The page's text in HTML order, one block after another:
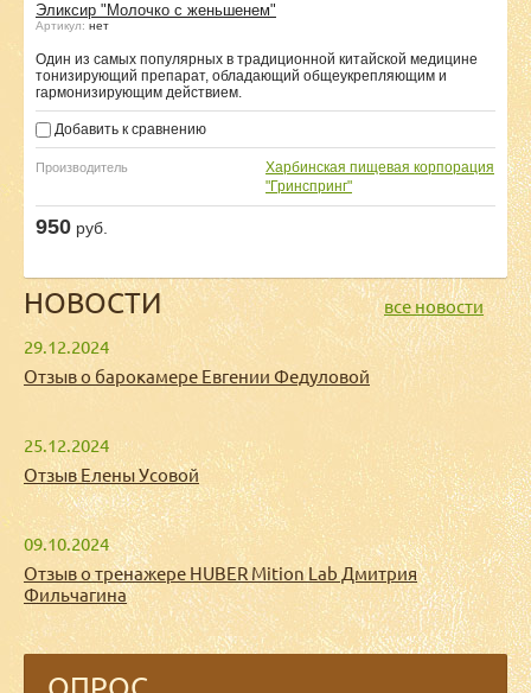
НОВОСТИ
все новости
29.12.2024
Отзыв о барокамере Евгении Федуловой
25.12.2024
Отзыв Елены Усовой
09.10.2024
Отзыв о тренажере HUBER Mition Lab Дмитрия
Фильчагина
Эликсир "Молочко с женьшенем"
Артикул: нет
Один из самых популярных в традиционной китайской медицине
тонизирующий препарат, обладающий общеукрепляющим и
гармонизирующим действием.
Добавить к сравнению
Производитель
Харбинская пищевая корпорация
"Гринспринг"
950 руб.